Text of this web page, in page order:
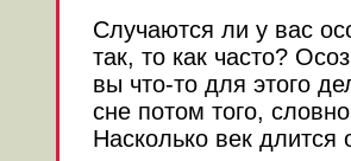
Случаются ли у вас
так, то как часто?
вы что-то для этого
сне потом того,
Насколько век длится